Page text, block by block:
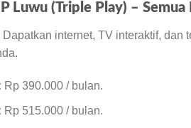
Luwu (Triple Play) – Semua
internet, TV interaktif, dan
Rp 390.000 / bulan.
Rp 515.000 / bulan.